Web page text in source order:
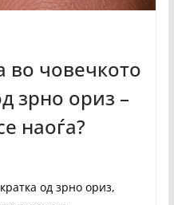
во човечкото
зрно ориз –
наоѓа?
од зрно ориз,